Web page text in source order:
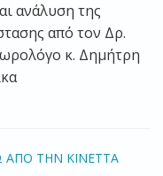
ανάλυση της
από τον Δρ.
κ. Δημήτρη
ΑΠΟ ΤΗΝ ΚΙΝΕΤΤΑ